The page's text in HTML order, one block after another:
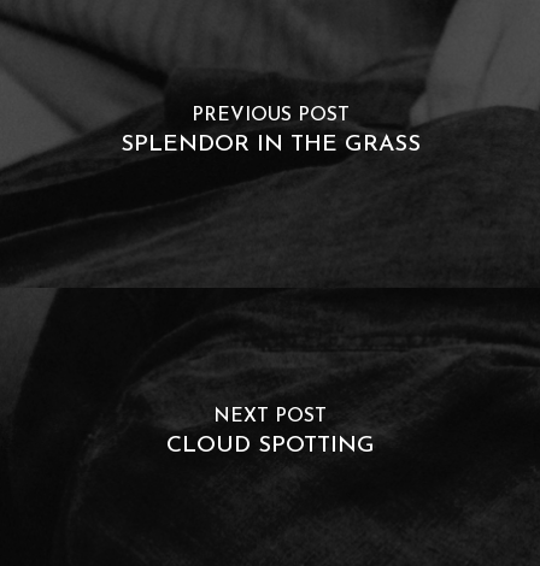
PREVIOUS POST
SPLENDOR IN THE GRASS
NEXT POST
CLOUD SPOTTING